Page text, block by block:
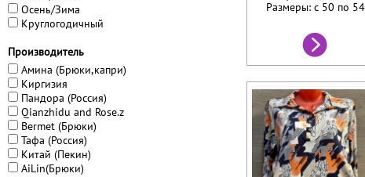
ь
а
т
Осень/Зима
Круглогодичный
Производитель
Амина (Брюки,капри)
Киргизия
Пандора (Россия)
Qianzhidu and Rose.z
Bermet (Брюки)
Тафа (Россия)
Китай (Пекин)
AiLin(Брюки)
Размеры: с 50 по 54